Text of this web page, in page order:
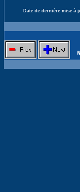
Date de dernière mise à